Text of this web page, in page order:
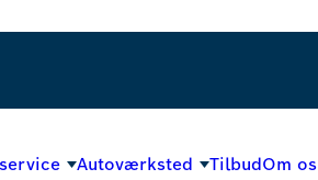
Autoværksted TilbudOm os